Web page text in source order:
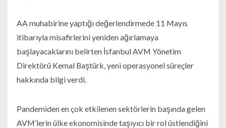
AA muhabirine yaptığı değerlendirmede 11 Mayıs
itibarıyla misafirlerini yeniden ağırlamaya
başlayacaklarını belirten İsfanbul AVM Yönetim
Direktörü Kemal Baştürk, yeni operasyonel süreçler
hakkında bilgi verdi.
Pandemiden en çok etkilenen sektörlerin başında gelen
AVM’lerin ülke ekonomisinde taşıyıcı bir rol üstlendiğini